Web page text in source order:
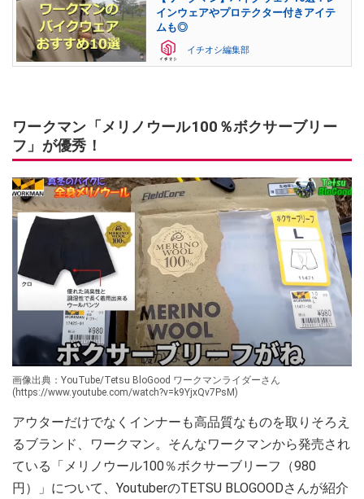
インウェアやプロテクター付きアイテ
ムも◎
イチオシ編集部
ワークマン「メリノウール100％ボクサーブリー
フ」が優秀！
画像出典：YouTube/Tetsu BloGood ワークマンライダーさん
(https://www.youtube.com/watch?v=k9YjxQv7PsM)
アウターだけでなくインナーも高品質なものを取りそろえ
るブランド、ワークマン。そんなワークマンから発売され
ている「メリノウール100％ボクサーブリーフ（980
円）」について、YoutuberのTETSU BLOGOODさんが紹介